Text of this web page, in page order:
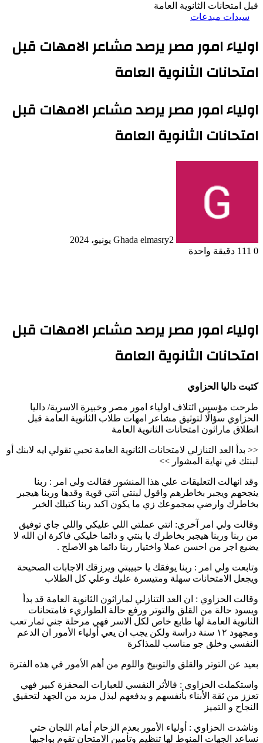
قبل امتحانات الثانوية العامة
سيدات مبدعات
اولياء امور مصر يرصد مشاعر الامهات قبل
امتحانات الثانوية العامة
اولياء امور مصر يرصد مشاعر الامهات قبل
امتحانات الثانوية العامة
Ghada elmasry2 يونيو، 2024
0
دقيقة واحدة
اولياء امور مصر يرصد مشاعر الامهات قبل
امتحانات الثانوية العامة
كتبت داليا الحزاوي
طرحت مؤسس ائتلاف اولياء امور مصر وخبيرة الاسرية/ داليا
الحزاوي سؤالًا لتوثيق مشاعر امهات طلاب الثانوية العامة قبل
انطلاق ماراثون امتحانات الثانوية العامة
<< بدأ العد التنازلي لامتحانات الثانوية العامة تحبي تقولي ايه لابنك أو
لبنتك في نهاية المشوار >>
وقد انهالت التعليقات علي هذا المنشور فقالت ولي امر : ربنا
ينجحهم ويجبر بخاطرهم واقول لبنتي أنتي قوية وقدها وربنا هيجبر
بخاطرك وارضي بمجموعك زي ما يكون اكيد ربنا كتبلك الخير
وقالت ولي امر آخري: انتي عملتي اللي عليكي واللي جاي توفيق
من ربنا وربنا هيجبر بخاطرك يا بنتي و دائما خليكي فاكرة ان الله لا
يضيع اجر من احسن عملا واختيار ربنا دائما هو الاصلح .
وتابعت ولي امر : ربنا يوفقك يا حبيبتي ويرزقك الاجابات الصحيحة
ويجعل الامتحانات سهلة ومتيسرة عليك وعلي كل الطلاب
وقالت الحزاوي : ان العد التنازلي لماراثون الثانوية العامة قد بدأ
ويسود حالة من القلق والتوتر ورفع حالة الطواريء فامتحانات
الثانوية العامة لها طابع خاص لكل الاسر فهي مرحلة جني ثمار تعب
ومجهود ١٢ سنة دراسة ولكن يجب ان يعي أولياء الأمور ان الدعم
النفسي وخلق جو مناسب للمذاكرة
بعيد عن التوتر والقلق والتوبيخ واللوم من أهم الأمور في هذه الفترة
واستكملت الحزاوي : فالأثر النفسي للعبارات المحفزة كبير فهي
تعزز من ثقة الأبناء بأنفسهم و يدفعهم لبذل مزيد من الجهد لتحقيق
النجاح و التميز
وناشدت الحزاوي : أولياء الأمور بعدم الزحام أمام اللجان حتي
نساعد الجهات المنوط لها تنظيم وتأمين الامتحان تقوم بواجبها